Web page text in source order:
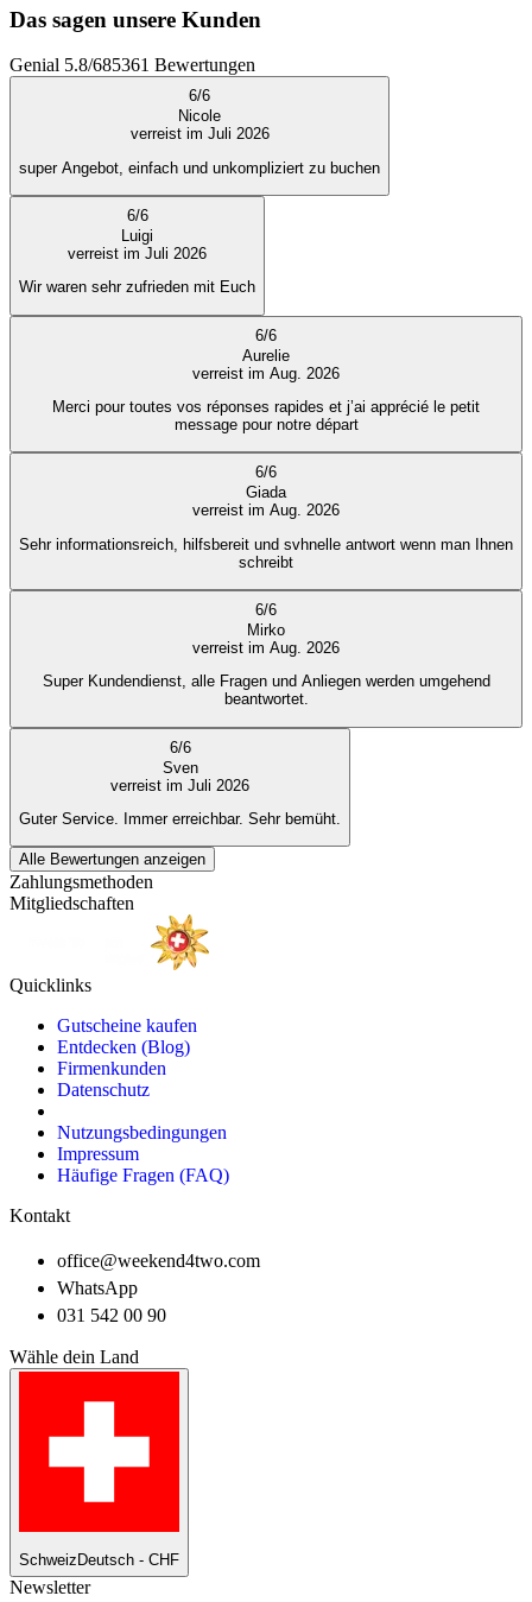
Das sagen unsere Kunden
Genial 5.8/685361 Bewertungen
6/6
Nicole
verreist im Juli 2026
super Angebot, einfach und unkompliziert zu buchen
6/6
Luigi
verreist im Juli 2026
Wir waren sehr zufrieden mit Euch
6/6
Aurelie
verreist im Aug. 2026
Merci pour toutes vos réponses rapides et j’ai apprécié le petit
message pour notre départ
6/6
Giada
verreist im Aug. 2026
Sehr informationsreich, hilfsbereit und svhnelle antwort wenn man Ihnen
schreibt
6/6
Mirko
verreist im Aug. 2026
Super Kundendienst, alle Fragen und Anliegen werden umgehend
beantwortet.
6/6
Sven
verreist im Juli 2026
Guter Service. Immer erreichbar. Sehr bemüht.
Alle Bewertungen anzeigen
Zahlungsmethoden
Mitgliedschaften
Quicklinks
Gutscheine kaufen
Entdecken (Blog)
Firmenkunden
Datenschutz
Nutzungsbedingungen
Impressum
Häufige Fragen (FAQ)
Kontakt
office@weekend4two.com
WhatsApp
031 542 00 90
Wähle dein Land
Schweiz Deutsch - CHF
Newsletter